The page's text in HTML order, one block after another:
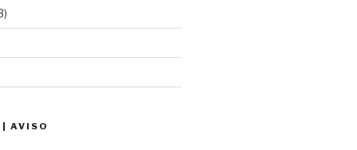
AVISO